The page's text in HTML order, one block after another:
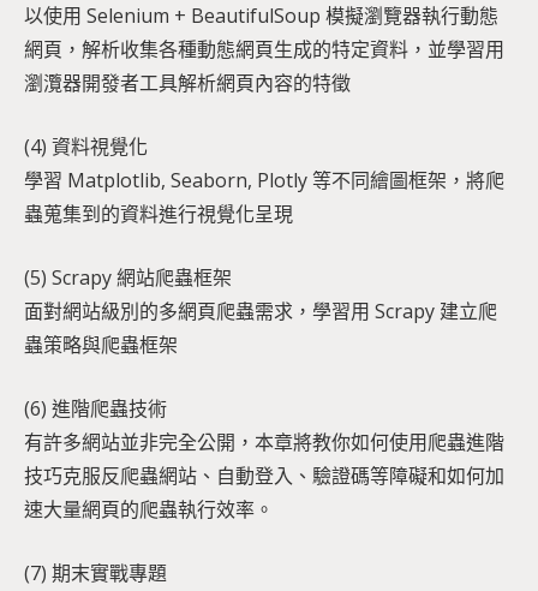
以使用 Selenium + BeautifulSoup 模擬瀏覽器執行動態
網頁，解析收集各種動態網頁生成的特定資料，並學習用
瀏灠器開發者工具解析網頁內容的特徵
(4) 資料視覺化
學習 Matplotlib, Seaborn, Plotly 等不同繪圖框架，將爬
蟲蒐集到的資料進行視覺化呈現
(5) Scrapy 網站爬蟲框架
面對網站級別的多網頁爬蟲需求，學習用 Scrapy 建立爬
蟲策略與爬蟲框架
(6) 進階爬蟲技術
有許多網站並非完全公開，本章將教你如何使用爬蟲進階
技巧克服反爬蟲網站、自動登入、驗證碼等障礙和如何加
速大量網頁的爬蟲執行效率。
(7) 期末實戰專題